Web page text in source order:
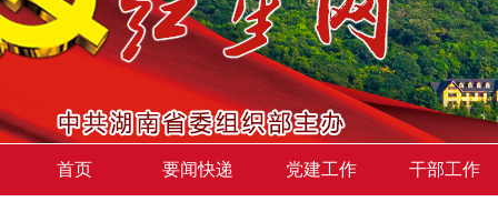
首页 要闻快递 党建工作 干部工作